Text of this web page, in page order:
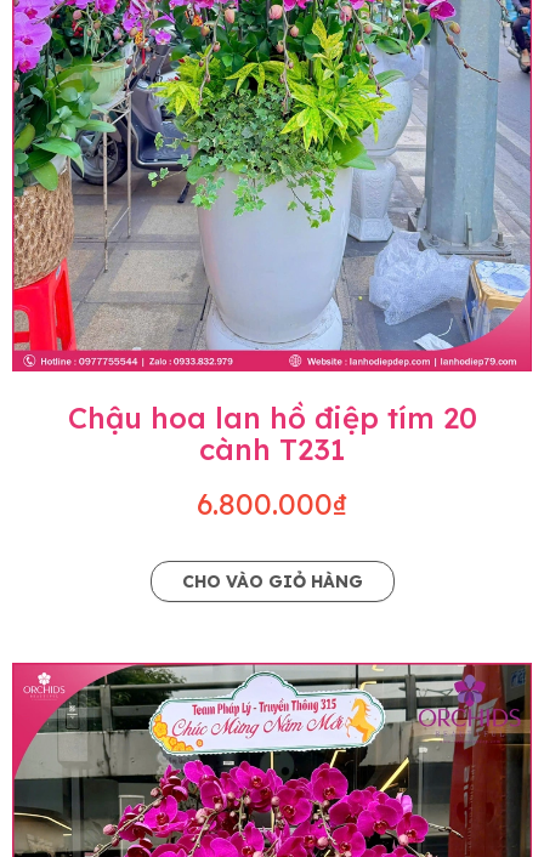
Chậu hoa lan hồ điệp tím 20
cành T231
6.800.000₫
CHO VÀO GIỎ HÀNG